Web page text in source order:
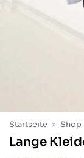
Startseite » Shop
Lange